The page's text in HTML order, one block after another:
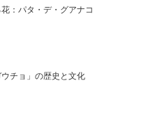
：パタ・デ・グアナコ
チョ」の歴史と文化